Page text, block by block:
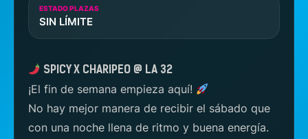
ESTADO PLAZAS
SIN LÍMITE
SPICY X CHARIPEO @ LA 32
¡El fin de semana empieza aquí!
No hay mejor manera de recibir el sábado que
con una noche llena de ritmo y buena energía.